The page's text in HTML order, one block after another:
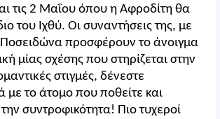
τις 2 Μαΐου όπου η Αφροδίτη θα
του Ιχθύ. Οι συναντήσεις της, με
Ποσειδώνα προσφέρουν το άνοιγμα
μίας σχέσης που στηρίζεται στην
στιγμές, δένεστε
με το άτομο που ποθείτε και
συντροφικότητα! Πιο τυχεροί